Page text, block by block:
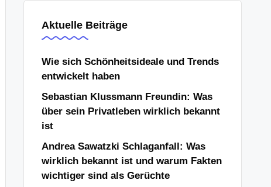
Aktuelle Beiträge
Wie sich Schönheitsideale und Trends
entwickelt haben
Sebastian Klussmann Freundin: Was
über sein Privatleben wirklich bekannt
ist
Andrea Sawatzki Schlaganfall: Was
wirklich bekannt ist und warum Fakten
wichtiger sind als Gerüchte